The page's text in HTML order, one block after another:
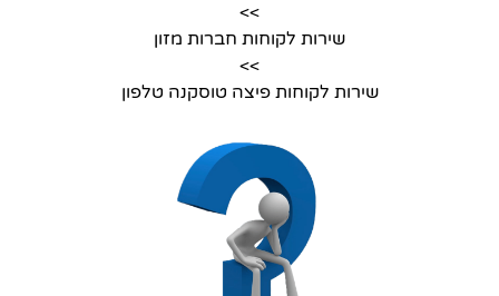
>>
שירות לקוחות חברות מזון
>>
שירות לקוחות פיצה טוסקנה טלפון